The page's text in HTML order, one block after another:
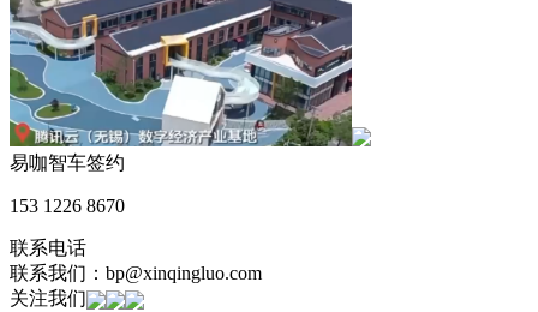
易咖智车签约
153 1226 8670
联系电话
联系我们：bp@xinqingluo.com
关注我们